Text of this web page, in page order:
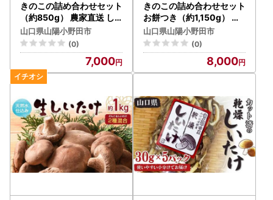
きのこの詰め合わせセット
（約850g） 農家直送 し
いたけ ひらたけ なめこ ご
当地 グルメ 食品 F6L-113
8
山口県山陽小野田市
(0)
7,000
きのこの詰め合わせセット
お餅つき（約1,150g） 農
家直送 しいたけ ひらたけ
なめこ お餅 ご当地 グルメ
食品 F6L-1139
山口県山陽小野田市
(0)
8,000